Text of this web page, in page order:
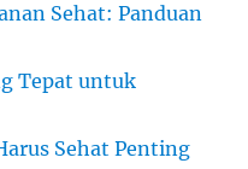
Sehat: Panduan
Tepat untuk
Sehat Penting